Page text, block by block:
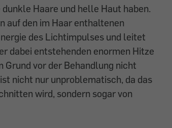
Haare und helle Haut haben.
auf den im Haar enthaltenen
des Lichtimpulses und leitet
dabei entstehenden enormen Hitze
Grund vor der Behandlung nicht
nicht nur unproblematisch, da das
wird, sondern sogar von